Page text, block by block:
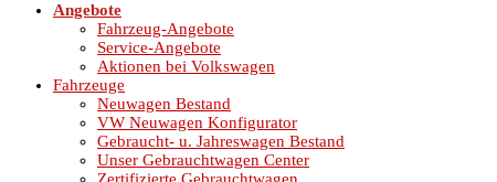
Angebote
Fahrzeug-Angebote
Service-Angebote
Aktionen bei Volkswagen
Fahrzeuge
Neuwagen Bestand
VW Neuwagen Konfigurator
Gebraucht- u. Jahreswagen Bestand
Unser Gebrauchtwagen Center